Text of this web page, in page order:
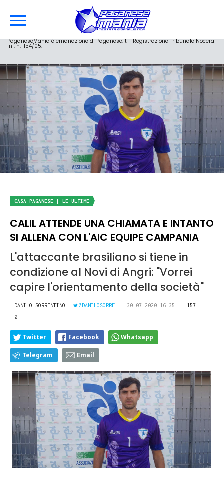
PaganeseMania è emanazione di Paganese.it - Registrazione Tribunale Nocera
Inf. n. 1154/05.
CASA PAGANESE | LE ULTIME
CALIL ATTENDE UNA CHIAMATA E INTANTO
SI ALLENA CON L'AIC EQUIPE CAMPANIA
L'attaccante brasiliano si tiene in
condizione al Novi di Angri: "Vorrei
capire l'orientamento della società"
DANILO SORRENTINO @DANILOSORRE 30.07.2020 16:35
157
0
Twitter Facebook Whatsapp
Telegram Email